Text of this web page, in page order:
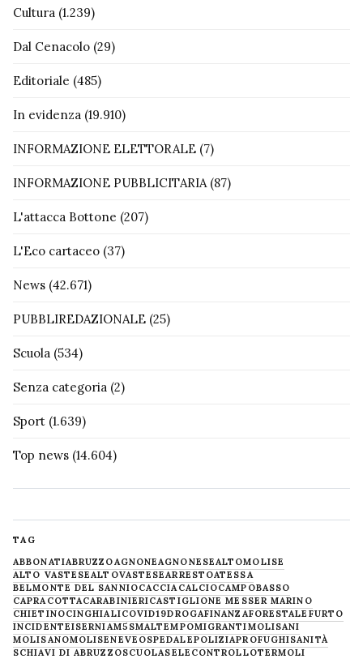
Cultura (1.239)
Dal Cenacolo (29)
Editoriale (485)
In evidenza (19.910)
INFORMAZIONE ELETTORALE (7)
INFORMAZIONE PUBBLICITARIA(87)
L'attacca Bottone (207)
L'Eco cartaceo (37)
News (42.671)
PUBBLIREDAZIONALE (25)
Scuola (534)
Senza categoria (2)
Sport (1.639)
Top news (14.604)
TAG
ABBONATIABRUZZOAGNONEAGNONESEALTOMOLISE
ALTO VASTESEALTOVASTESEARRESTOATESSA
BELMONTE DEL SANNIOCACCIACALCIOCAMPOBASSO
CAPRACOTTACARABINIERICASTIGLIONE MESSER MARINO
CHIETINOCINGHIALICOVID19DROGAFINANZAFORESTALE FURTO
INCIDENTEISERNIAM5SMALTEMPOMIGRANTIMOLISANI
MOLISANOMOLISENEVE OSPEDALEPOLIZIAPROFUGHISANITÀ
SCHIAVI DI ABRUZZOSCUOLASELECONTROLLOTERMOLI